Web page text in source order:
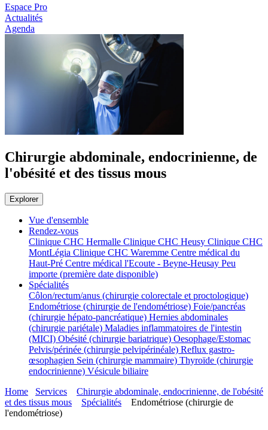
Espace Pro
Actualités
Agenda
Chirurgie abdominale, endocrinienne, de
l'obésité et des tissus mous
Explorer
Vue d'ensemble
Rendez-vous
Clinique CHC Hermalle Clinique CHC Heusy Clinique CHC
MontLégia Clinique CHC Waremme Centre médical du
Haut-Pré Centre médical l'Ecoute - Beyne-Heusay Peu
importe (première date disponible)
Spécialités
Côlon/rectum/anus (chirurgie colorectale et proctologique)
Endométriose (chirurgie de l'endométriose) Foie/pancréas
(chirurgie hépato-pancréatique) Hernies abdominales
(chirurgie pariétale) Maladies inflammatoires de l'intestin
(MICI) Obésité (chirurgie bariatrique) Oesophage/Estomac
Pelvis/périnée (chirurgie pelvipérinéale) Reflux gastro-
œsophagien Sein (chirurgie mammaire) Thyroïde (chirurgie
endocrinienne) Vésicule biliaire
Home
Services
Chirurgie abdominale, endocrinienne, de l'obésité
et des tissus mous
Spécialités
Endométriose (chirurgie de
l'endométriose)